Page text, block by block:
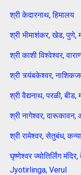
श्री केदारनाथ, हिमालय
श्री भीमाशंकर, खेड, पुणे,
श्री काशी विश्वेश्वर,
श्री त्र्यंबकेश्वर,
श्री वैद्यनाथ, परळी, बीड,
श्री नागेश्वर, दारूकावन,
श्री रामेश्वर, सेतुबंध,
घृष्णेश्वर ज्योतिर्लिंग
Jyotirlinga, Verul